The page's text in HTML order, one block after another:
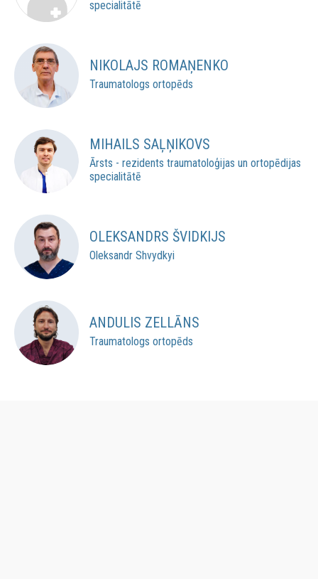
specialitātē
NIKOLAJS ROMAŅENKO
Traumatologs ortopēds
MIHAILS SAĻŅIKOVS
Ārsts - rezidents traumatoloģijas un ortopēdijas
specialitātē
OLEKSANDRS ŠVIDKIJS
Oleksandr Shvydkyi
ANDULIS ZELLĀNS
Traumatologs ortopēds